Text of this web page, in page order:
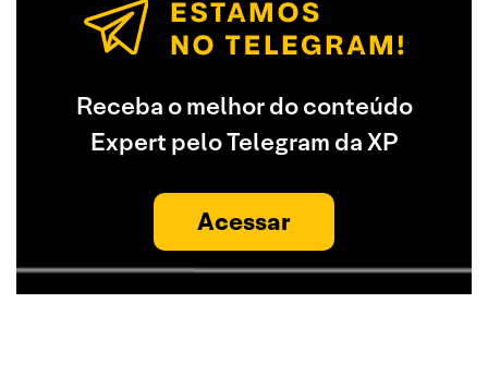
Receba o melhor do conteúdo
Expert pelo Telegram da XP
Acessar